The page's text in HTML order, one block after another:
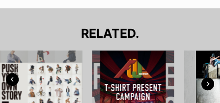
RELATED.